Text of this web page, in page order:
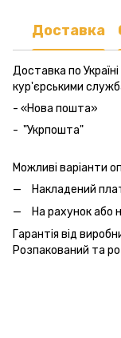
Доставка
Доставка по
кур'єрськими
- «Нова пошта»
- "Укрпошта"
Можливі варіанти
Накладений
На рахунок або
Гарантія від
Розпакований та